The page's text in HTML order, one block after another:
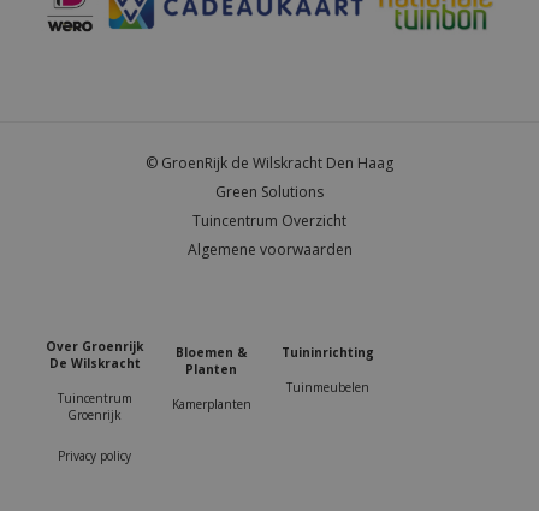
© GroenRijk de Wilskracht Den Haag
Green Solutions
Tuincentrum Overzicht
Algemene voorwaarden
Over Groenrijk
De Wilskracht
Tuincentrum
Groenrijk
Privacy policy
Bloemen &
Planten
Kamerplanten
Tuininrichting
Tuinmeubelen